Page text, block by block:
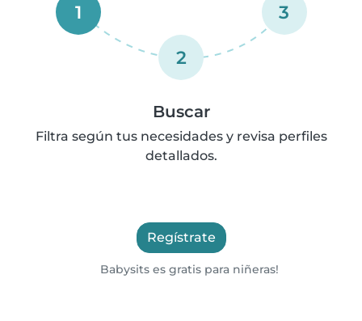
1
2
3
Buscar
Filtra según tus necesidades y revisa perfiles
detallados.
Regístrate
Babysits es gratis para niñeras!